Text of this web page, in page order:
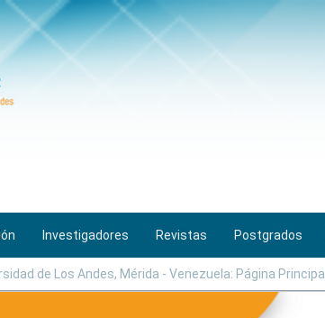
Investigadores Revistas Postgrados
de Los Andes, Mérida - Venezuela: Página Principal